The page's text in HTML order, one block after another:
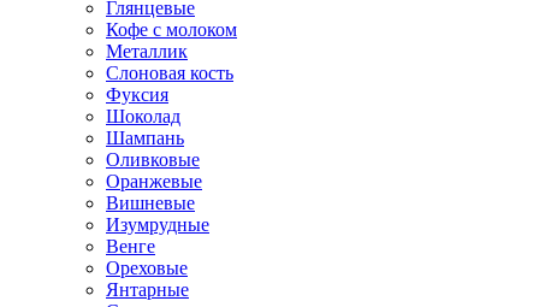
Глянцевые
Кофе с молоком
Металлик
Слоновая кость
Фуксия
Шоколад
Шампань
Оливковые
Оранжевые
Вишневые
Изумрудные
Венге
Ореховые
Янтарные